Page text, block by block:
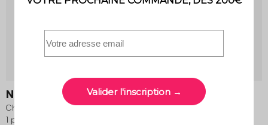
Nova
Chauffeuse tissu effet alpaca kaki
1 place
Sokol
Chauffeuse tissu effet alpaca 1